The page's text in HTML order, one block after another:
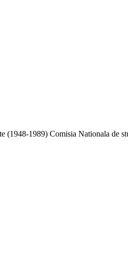
1989) Comisia Nationala de